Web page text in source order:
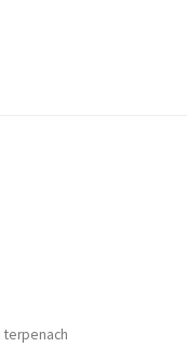
terpenach